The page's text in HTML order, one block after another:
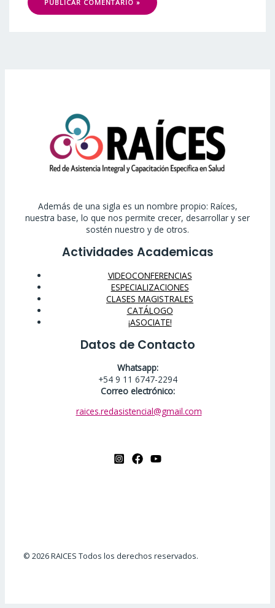
Además de una sigla es un nombre propio: Raíces,
nuestra base, lo que nos permite crecer, desarrollar y ser
sostén nuestro y de otros.
Actividades Academicas
VIDEOCONFERENCIAS
ESPECIALIZACIONES
CLASES MAGISTRALES
CATÁLOGO
¡ASOCIATE!
Datos de Contacto
Whatsapp:
+54 9 11 6747-2294
Correo electrónico:
raices.redasistencial@gmail.com
© 2026 RAICES Todos los derechos reservados.